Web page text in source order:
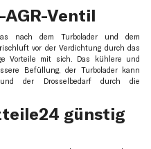
Ventil
nach dem Turbolader und dem
vor der Verdichtung durch das
Vorteile mit sich. Das kühlere und
Befüllung, der Turbolader kann
der Drosselbedarf durch die
günstig